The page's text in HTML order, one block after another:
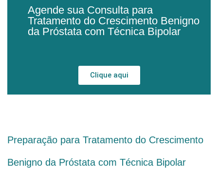
Agende sua Consulta para
Tratamento do Crescimento Benigno
da Próstata com Técnica Bipolar
Clique aqui
Preparação para Tratamento do Crescimento
Benigno da Próstata com Técnica Bipolar